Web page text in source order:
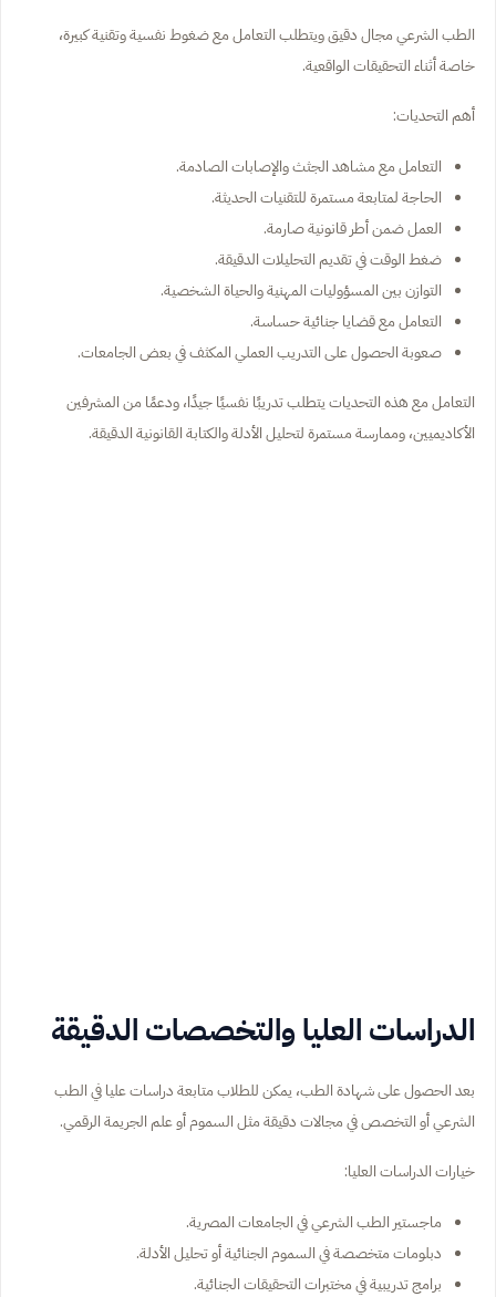
الطب الشرعي مجال دقيق ويتطلب التعامل مع ضغوط نفسية وتقنية كبيرة،
خاصة أثناء التحقيقات الواقعية.
أهم التحديات:
التعامل مع مشاهد الجثث والإصابات الصادمة.
الحاجة لمتابعة مستمرة للتقنيات الحديثة.
العمل ضمن أطر قانونية صارمة.
ضغط الوقت في تقديم التحليلات الدقيقة.
التوازن بين المسؤوليات المهنية والحياة الشخصية.
التعامل مع قضايا جنائية حساسة.
صعوبة الحصول على التدريب العملي المكثف في بعض الجامعات.
التعامل مع هذه التحديات يتطلب تدريبًا نفسيًا جيدًا، ودعمًا من المشرفين
الأكاديميين، وممارسة مستمرة لتحليل الأدلة والكتابة القانونية الدقيقة.
الدراسات العليا والتخصصات الدقيقة
بعد الحصول على شهادة الطب، يمكن للطلاب متابعة دراسات عليا في الطب
الشرعي أو التخصص في مجالات دقيقة مثل السموم أو علم الجريمة الرقمي.
خيارات الدراسات العليا:
ماجستير الطب الشرعي في الجامعات المصرية.
دبلومات متخصصة في السموم الجنائية أو تحليل الأدلة.
برامج تدريبية في مختبرات التحقيقات الجنائية.